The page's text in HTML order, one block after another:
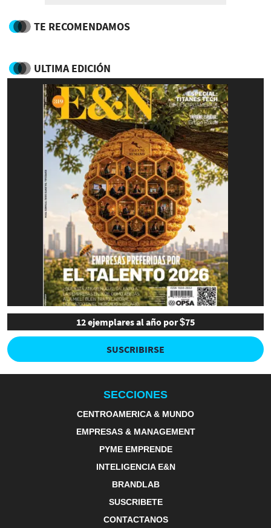
TE RECOMENDAMOS
ULTIMA EDICIÓN
12 ejemplares al año por $75
SUSCRIBIRSE
SECCIONES
CENTROAMERICA & MUNDO
EMPRESAS & MANAGEMENT
PYME EMPRENDE
INTELIGENCIA E&N
BRANDLAB
SUSCRIBETE
CONTACTANOS